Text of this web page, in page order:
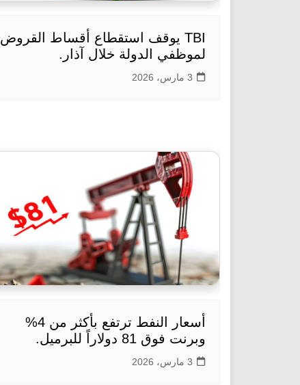
TBI يوقف استقطاع أقساط القروض
لموظفي الدولة خلال آذار.
3 مارس، 2026
أسعار النفط ترتفع بأكثر من 4%
وبرنت فوق 81 دولاراً للبرميل.
3 مارس، 2026